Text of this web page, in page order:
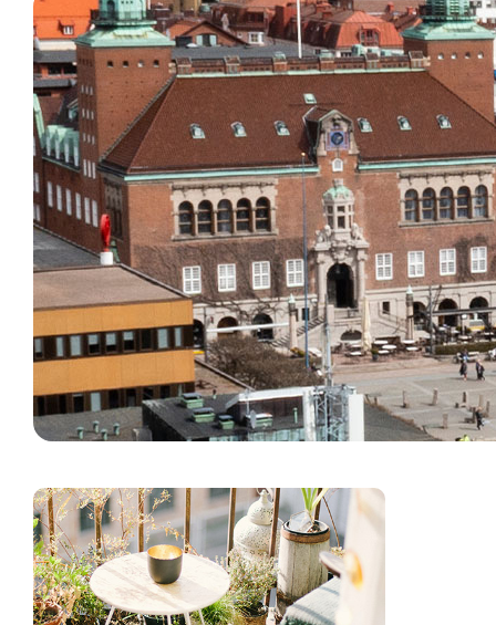
studiero och stadspuls.
Läs mer om boende i Borås påBorås Stads
hemsida